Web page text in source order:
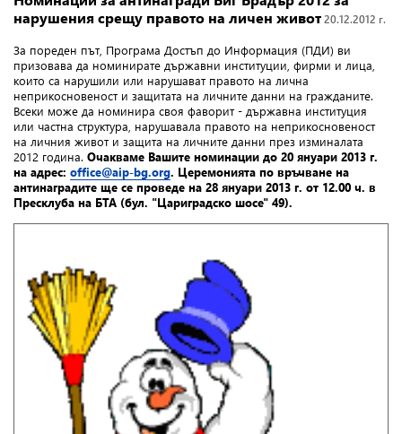
нарушения срещу правото на личен живот 20.12.2012 г.
За пореден път, Програма Достъп до Информация (ПДИ) ви
призовава да номинирате държавни институции, фирми и лица,
които са нарушили или нарушават правото на лична
неприкосновеност и защитата на личните данни на гражданите.
Всеки може да номинира своя фаворит - държавна институция
или частна структура, нарушавала правото на неприкосновеност
на личния живот и защита на личните данни през изминалата
2012 година. Очакваме Вашите номинации до 20 януари 2013 г.
на адрес: office@aip-bg.org. Церемонията по връчване на
антинаградите ще се проведе на 28 януари 2013 г. от 12.00 ч. в
Пресклуба на БТА (бул. "Цариградско шосе" 49).